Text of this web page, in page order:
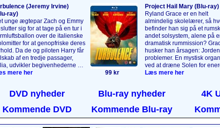
(Jeremy Irvine)
unge ægtepar Zach og Emmy
sig for at tage på en tur i
over de italienske
for at genopfriske deres
Da de og piloten Harry får
af en tredje passager,
udvikler begivenhederne sig
en måde, de aldrig kunne have
en uforglemmelig tur, til en
hemmeligheder afsløres,
naturens vrede slippes løs.
mere her....
mere her 99 kr
Project Hail Mary (Blu‑ray)
Ryland Grace er en helt
almindelig skolelærer, så
befinder han sig på et
andet solsystem, alene på
dramatisk rummission?
husker han årsagen:
problemer. En mystisk
ved at dræne Solen for
Ryland er sendt til stjernen
konsekvenser her.
Snart får han selskab af et
vaskeægte rumvæsen!Læs
her....
Læs mere her
DVD nyheder Blu-ray nyheder
4K
Kommende DVD
Kommende Blu-ray